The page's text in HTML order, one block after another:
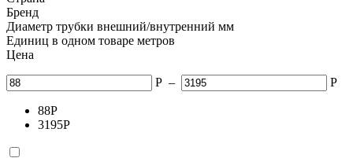
Бренд
Диаметр трубки внешний/внутренний мм
Единиц в одном товаре метров
Цена
Р – Р
88Р
3195Р